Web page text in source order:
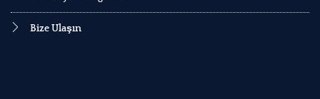
Bize Ulaşın